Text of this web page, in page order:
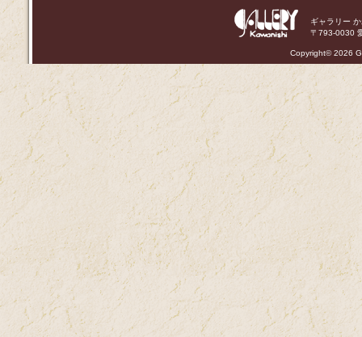
ギャラリー
〒793-0030
Copyright©2026